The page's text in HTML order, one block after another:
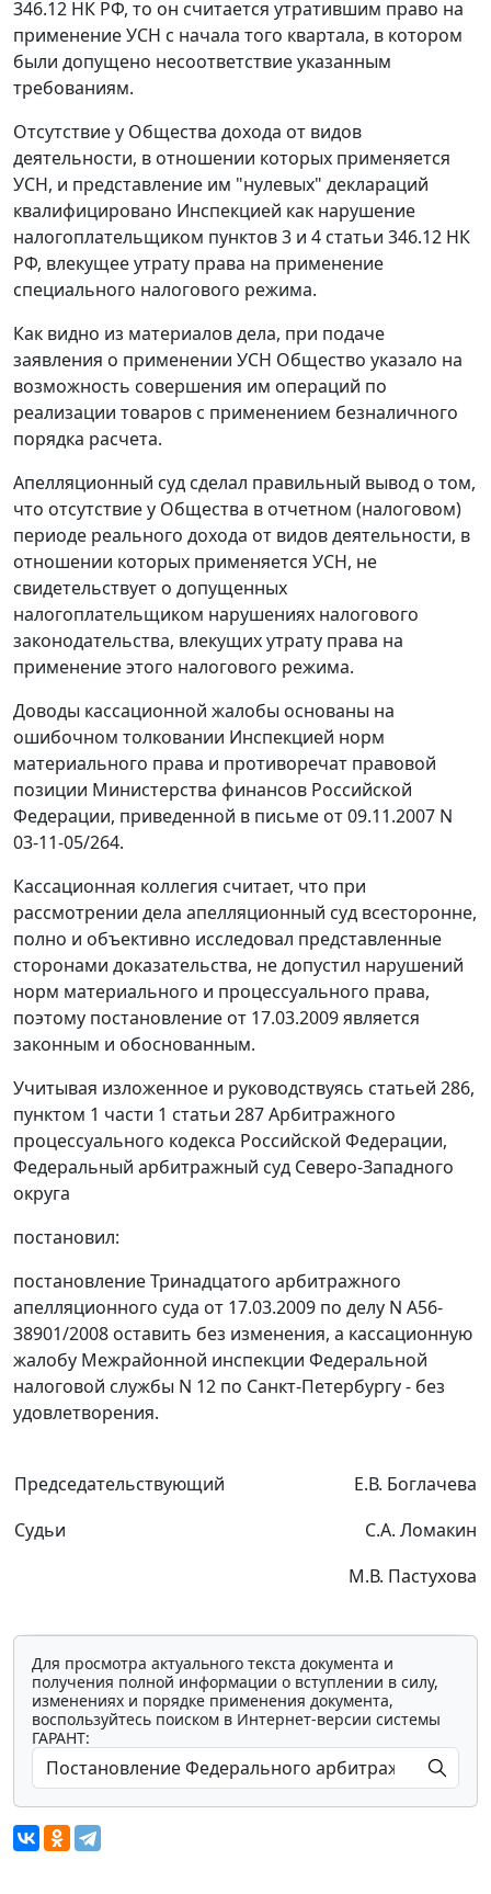
346.12 НК РФ, то он считается утратившим право на
применение УСН с начала того квартала, в котором
были допущено несоответствие указанным
требованиям.
Отсутствие у Общества дохода от видов
деятельности, в отношении которых применяется
УСН, и представление им "нулевых" деклараций
квалифицировано Инспекцией как нарушение
налогоплательщиком пунктов 3 и 4 статьи 346.12 НК
РФ, влекущее утрату права на применение
специального налогового режима.
Как видно из материалов дела, при подаче
заявления о применении УСН Общество указало на
возможность совершения им операций по
реализации товаров с применением безналичного
порядка расчета.
Апелляционный суд сделал правильный вывод о том,
что отсутствие у Общества в отчетном (налоговом)
периоде реального дохода от видов деятельности, в
отношении которых применяется УСН, не
свидетельствует о допущенных
налогоплательщиком нарушениях налогового
законодательства, влекущих утрату права на
применение этого налогового режима.
Доводы кассационной жалобы основаны на
ошибочном толковании Инспекцией норм
материального права и противоречат правовой
позиции Министерства финансов Российской
Федерации, приведенной в письме от 09.11.2007 N
03-11-05/264.
Кассационная коллегия считает, что при
рассмотрении дела апелляционный суд всесторонне,
полно и объективно исследовал представленные
сторонами доказательства, не допустил нарушений
норм материального и процессуального права,
поэтому постановление от 17.03.2009 является
законным и обоснованным.
Учитывая изложенное и руководствуясь статьей 286,
пунктом 1 части 1 статьи 287Арбитражного
процессуального кодекса Российской Федерации,
Федеральный арбитражный суд Северо-Западного
округа
постановил:
постановлениеТринадцатого арбитражного
апелляционного суда от 17.03.2009 по делу N А56-
38901/2008 оставить без изменения, а кассационную
жалобу Межрайонной инспекции Федеральной
налоговой службы N 12 по Санкт-Петербургу - без
удовлетворения.
Председательствующий
Е.В. Боглачева
Судьи
С.А. Ломакин
М.В. Пастухова
Для просмотра актуального текста документа и
получения полной информации о вступлении в силу,
изменениях и порядке применения документа,
воспользуйтесь поиском в Интернет-версии системы
ГАРАНТ: